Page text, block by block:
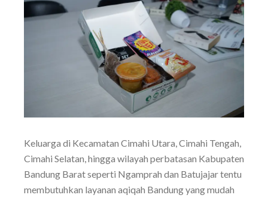
Keluarga di Kecamatan Cimahi Utara, Cimahi Tengah,
Cimahi Selatan, hingga wilayah perbatasan Kabupaten
Bandung Barat seperti Ngamprah dan Batujajar tentu
membutuhkan layanan aqiqah Bandung yang mudah